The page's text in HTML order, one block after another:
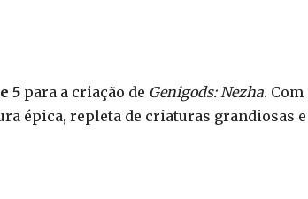
5 para a criação de Genigods: Nezha. Com
épica, repleta de criaturas grandiosas e